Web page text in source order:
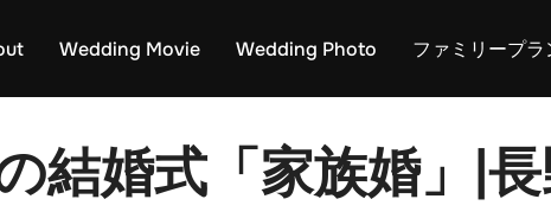
Wedding Movie Wedding Photo ファミリープラ
結婚式「家族婚」|